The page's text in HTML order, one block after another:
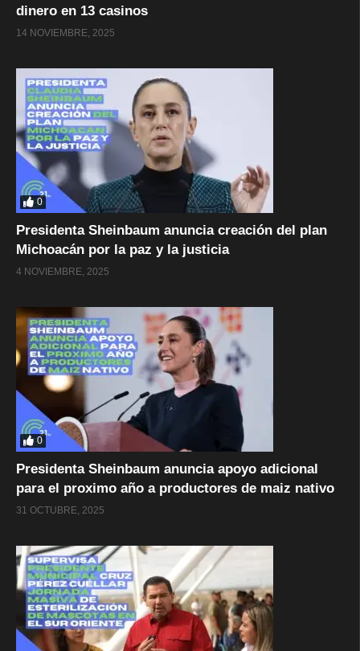
dinero en 13 casinos
14 NOVIEMBRE, 2025
0
Presidenta Sheinbaum anuncia creación del plan
Michoacán por la paz y la justicia
4 NOVIEMBRE, 2025
0
Presidenta Sheinbaum anuncia apoyo adicional
para el proximo año a productores de maiz nativo
31 OCTUBRE, 2025